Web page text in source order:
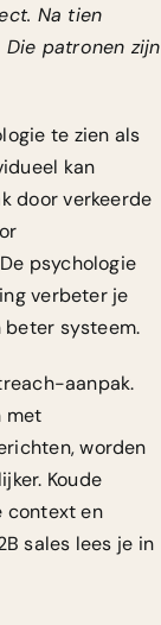
Na tien
patronen zijn
te zien als
kan
door verkeerde
psychologie
verbeter je
systeem.
aanpak.
met
worden
Koude
context en
sales lees je in